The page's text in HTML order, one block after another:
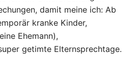
damit meine ich: Ab
kranke Kinder,
Ehemann),
getimte Elternsprechtage.